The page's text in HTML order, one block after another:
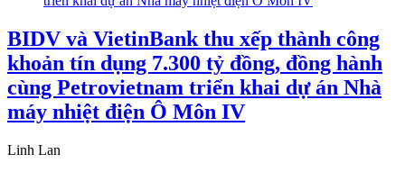
BIDV và VietinBank thu xếp thành công
khoản tín dụng 7.300 tỷ đồng, đồng hành
cùng Petrovietnam triển khai dự án Nhà
máy nhiệt điện Ô Môn IV
Linh Lan